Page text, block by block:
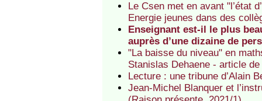
Le Csen met en avant "l’état
Energie jeunes dans des
Enseignant est-il le plus
auprès d’une dizaine de
"La baisse du niveau" en
Stanislas Dehaene - article
Lecture : une tribune d’Alain
Jean-Michel Blanquer et